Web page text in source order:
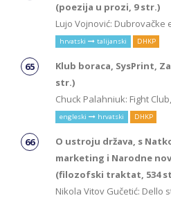
(poezija u prozi, 9 str.)
Lujo Vojnović: Dubrovačke
hrvatski talijanski DHKP
Klub boraca, SysPrint,
str.)
Chuck Palahniuk: Fight
engleski hrvatski DHKP
O ustroju država, s
marketing i Narodne
(filozofski traktat, 534
Nikola Vitov Gučetić: Dello